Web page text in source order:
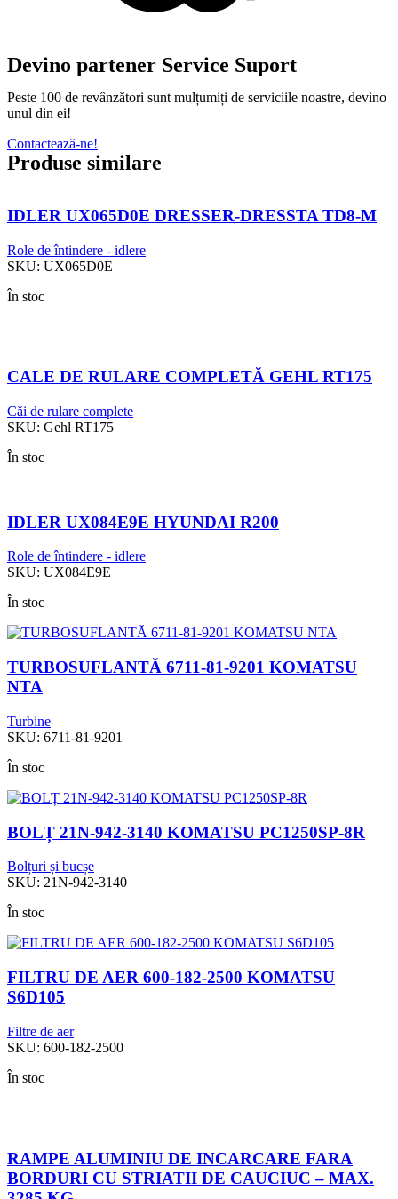
Devino partener Service Suport
Peste 100 de revânzători sunt mulțumiți de serviciile noastre, devino
unul din ei!
Contactează-ne!
Produse similare
IDLER UX065D0E DRESSER-DRESSTA TD8-M
Role de întindere - idlere
SKU: UX065D0E
În stoc
CALE DE RULARE COMPLETĂ GEHL RT175
Căi de rulare complete
SKU: Gehl RT175
În stoc
IDLER UX084E9E HYUNDAI R200
Role de întindere - idlere
SKU: UX084E9E
În stoc
TURBOSUFLANTĂ 6711-81-9201 KOMATSU
NTA
Turbine
SKU: 6711-81-9201
În stoc
BOLȚ 21N-942-3140 KOMATSU PC1250SP-8R
Bolțuri și bucșe
SKU: 21N-942-3140
În stoc
FILTRU DE AER 600-182-2500 KOMATSU
S6D105
Filtre de aer
SKU: 600-182-2500
În stoc
RAMPE ALUMINIU DE INCARCARE FARA
BORDURI CU STRIATII DE CAUCIUC – MAX.